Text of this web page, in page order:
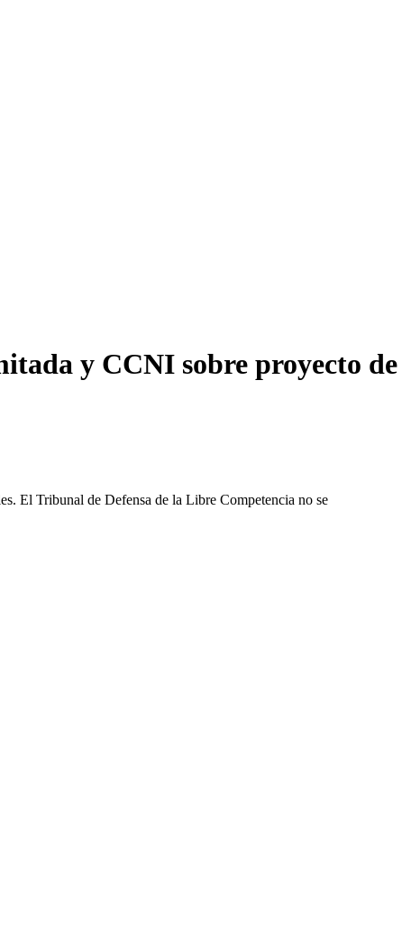
y CCNI sobre proyecto de
El Tribunal de Defensa de la Libre Competencia no se